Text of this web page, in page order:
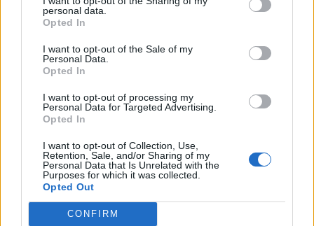
personal data.
Opted In
I want to opt-out of the Sale of my
Personal Data.
Opted In
I want to opt-out of processing my
Personal Data for Targeted Advertising.
Opted In
I want to opt-out of Collection, Use,
Retention, Sale, and/or Sharing of my
Personal Data that Is Unrelated with the
Purposes for which it was collected.
Opted Out
CONFIRM
αιφνιδιάστηκε, ωστόσο τόνισε ότι «αν ήθελα να
κάνω το κόμμα αρχηγικό δεν θα
δημιουργούσαμε προϋποθέσεις αναβάθμισης
της διαδικασίας για την ΚΕ, αλλά μόνο για τον
αρχηγό».«Δεν πιστεύω στους ηγέτες που
επιβάλλονται» υποστήριξε ακόμη ο κ. Τσίπρας,
προτάσσοντας το να αποφασίζει το
μεγαλύτερο μέρος της συλλογικότητας αλλά
μέσα σε κανόνες. Παράλληλα, «αν δεν
αλλάξουμε εμείς, πώς θα αλλάξουμε τη
Αποδέχομαι τους
και την πολιτική απορρήτου
X